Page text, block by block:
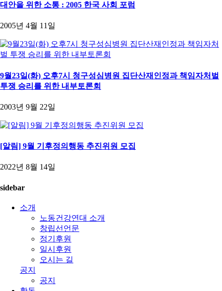
대안을 위한 소통 : 2005 한국 사회 포럼
2005년 4월 11일
9월23일(화) 오후7시 청구성심병원 집단산재인정과 책임자처벌
투쟁 승리를 위한 내부토론회
2003년 9월 22일
[알림] 9월 기후정의행동 추진위원 모집
2022년 8월 14일
sidebar
소개
노동건강연대 소개
창립선언문
정기후원
일시후원
오시는 길
공지
공지